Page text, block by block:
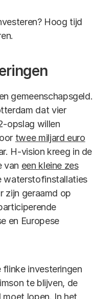
Hoog tijd
gemeenschapsgeld.
dat vier
opslag willen
twee miljard euro
H-vision kreeg in de
van een kleine zes
waterstofinstallaties
zijn geraamd op
en Europese
investeringen
te blijven, de
lopen. In het